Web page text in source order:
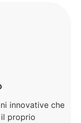
innovative che
proprio